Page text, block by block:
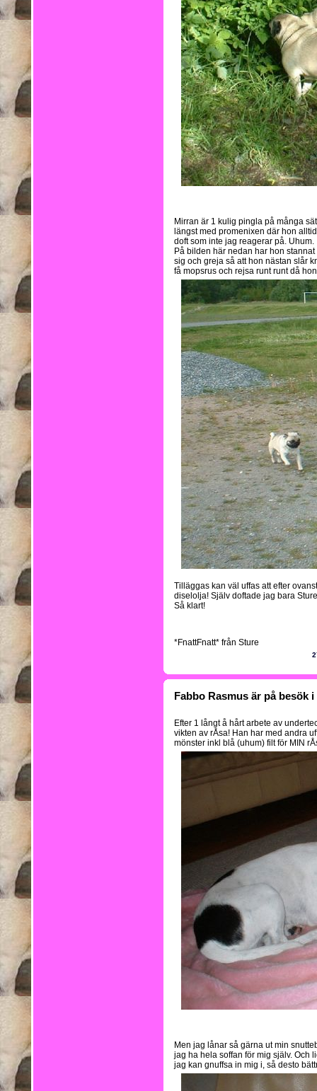
Mirran är 1 kulig pingla på många
längst med promenixen där hon
doft som inte jag reagerar på. Uhum.
På bilden här nedan har hon
sig och greja så att hon nästan slår
få mopsrus och rejsa runt runt då
Tilläggas kan väl uffas att efter
diselolja! Själv doftade jag bara
Så klart!
*FnattFnatt* från Sture
Fabbo Rasmus är på besök
Efter 1 långt å hårt arbete av
vikten av rÅsa! Han har med andra
mönster inkl blå (uhum) filt för MIN
Men jag lånar så gärna ut min
jag ha hela soffan för mig själv. Och
jag kan gnuffsa in mig i, så desto